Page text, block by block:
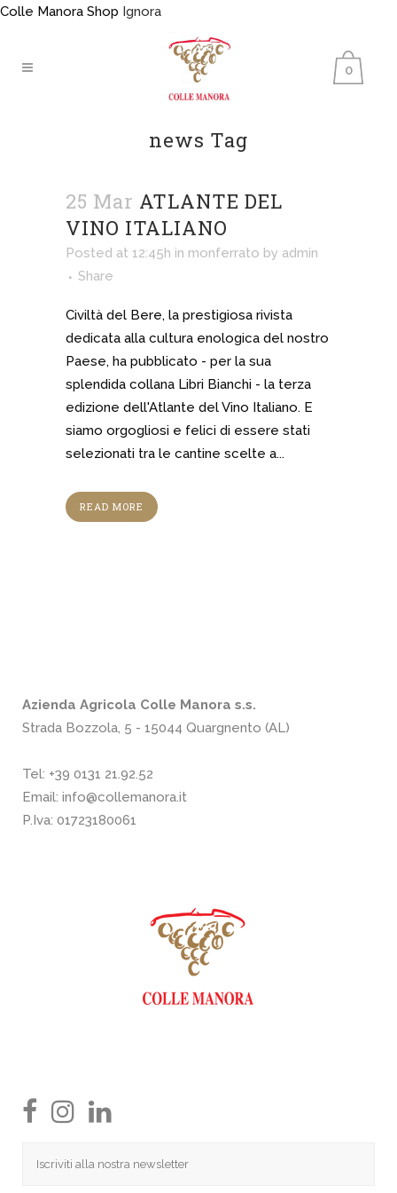
Colle Manora Shop Ignora
0
news Tag
25 Mar ATLANTE DEL
VINO ITALIANO
Posted at 12:45h in monferrato by admin
Share
Civiltà del Bere, la prestigiosa rivista
dedicata alla cultura enologica del nostro
Paese, ha pubblicato - per la sua
splendida collana Libri Bianchi - la terza
edizione dell'Atlante del Vino Italiano. E
siamo orgogliosi e felici di essere stati
selezionati tra le cantine scelte a...
READ MORE
Azienda Agricola Colle Manora s.s.
Strada Bozzola, 5 - 15044 Quargnento (AL)
Tel: +39 0131 21.92.52
Email: info@collemanora.it
P.Iva: 01723180061